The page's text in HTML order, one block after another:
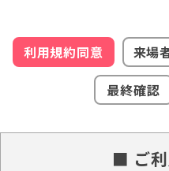
利用規約同意 来場
最終確認
■ ご